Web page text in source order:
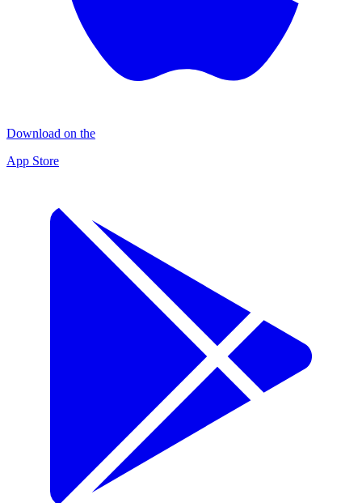
Download on the
App Store